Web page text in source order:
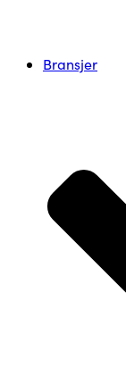
Bransjer